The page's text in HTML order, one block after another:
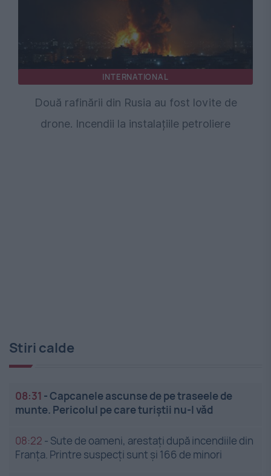
INTERNATIONAL
Două rafinării din Rusia au fost lovite de
drone. Incendii la instalațiile petroliere
Stiri calde
08:31 -Capcanele ascunse de pe traseele de
munte. Pericolul pe care turiștii nu-l văd
08:22 - Sute de oameni, arestați după incendiile din
Franța. Printre suspecți sunt și 166 de minori